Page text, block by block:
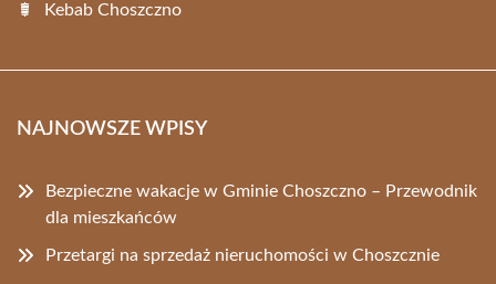
Kebab Choszczno
NAJNOWSZE WPISY
Bezpieczne wakacje w Gminie Choszczno – Przewodnik
dla mieszkańców
Przetargi na sprzedaż nieruchomości w Choszcznie